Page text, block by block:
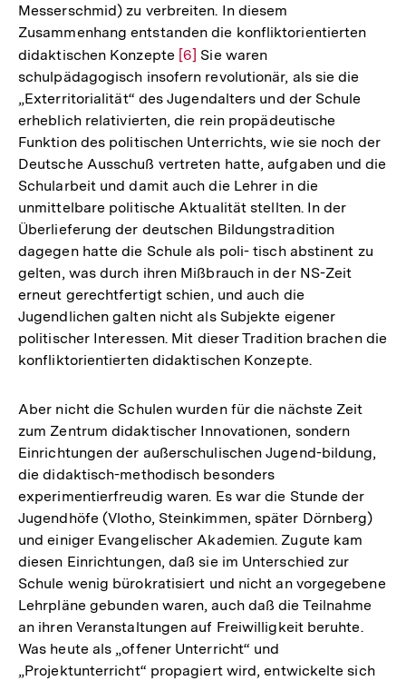
Messerschmid) zu verbreiten. In diesem
Zusammenhang entstanden die konfliktorientierten
didaktischen Konzepte Zur
Auflösung
der
Fußnote
[6] Sie waren
schulpädagogisch insofern revolutionär, als sie die
„Exterritorialität“ des Jugendalters und der Schule
erheblich relativierten, die rein propädeutische
Funktion des politischen Unterrichts, wie sie noch der
Deutsche Ausschuß vertreten hatte, aufgaben und die
Schularbeit und damit auch die Lehrer in die
unmittelbare politische Aktualität stellten. In der
Überlieferung der deutschen Bildungstradition
dagegen hatte die Schule als poli- tisch abstinent zu
gelten, was durch ihren Mißbrauch in der NS-Zeit
erneut gerechtfertigt schien, und auch die
Jugendlichen galten nicht als Subjekte eigener
politischer Interessen. Mit dieser Tradition brachen die
konfliktorientierten didaktischen Konzepte.
Aber nicht die Schulen wurden für die nächste Zeit
zum Zentrum didaktischer Innovationen, sondern
Einrichtungen der außerschulischen Jugend-bildung,
die didaktisch-methodisch besonders
experimentierfreudig waren. Es war die Stunde der
Jugendhöfe (Vlotho, Steinkimmen, später Dörnberg)
und einiger Evangelischer Akademien. Zugute kam
diesen Einrichtungen, daß sie im Unterschied zur
Schule wenig bürokratisiert und nicht an vorgegebene
Lehrpläne gebunden waren, auch daß die Teilnahme
an ihren Veranstaltungen auf Freiwilligkeit beruhte.
Was heute als „offener Unterricht“ und
„Projektunterricht“ propagiert wird, entwickelte sich